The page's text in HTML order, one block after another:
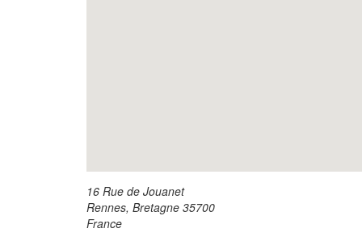
16 Rue de Jouanet
Rennes, Bretagne 35700
France